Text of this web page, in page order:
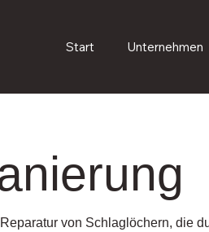
Start Unternehmen
von Schlaglöchern, die